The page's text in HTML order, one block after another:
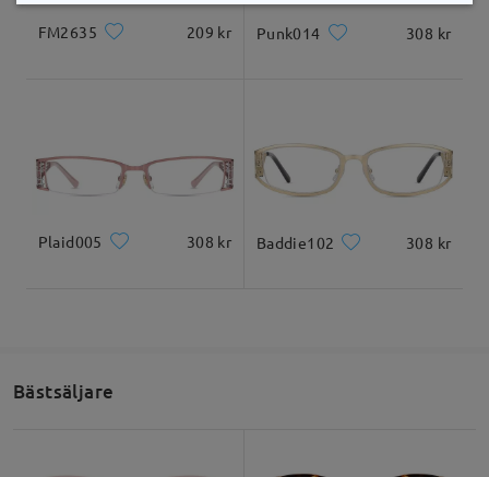
FM2635 209 kr Punk014 308 kr
Plaid005 308 kr Baddie102 308 kr
Bästsäljare